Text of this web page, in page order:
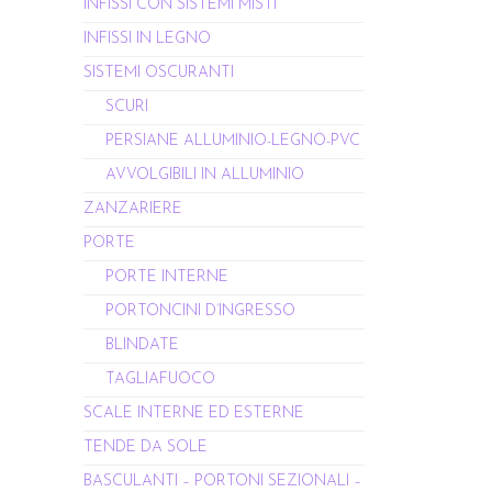
INFISSI CON SISTEMI MISTI
INFISSI IN LEGNO
SISTEMI OSCURANTI
SCURI
PERSIANE ALLUMINIO-LEGNO-PVC
AVVOLGIBILI IN ALLUMINIO
ZANZARIERE
PORTE
PORTE INTERNE
PORTONCINI D’INGRESSO
BLINDATE
TAGLIAFUOCO
SCALE INTERNE ED ESTERNE
TENDE DA SOLE
BASCULANTI – PORTONI SEZIONALI –